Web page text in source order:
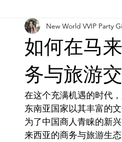
如何在马
务与旅游
New World VVIP Party
在这个充满机遇的时代
东南亚国家以其丰富的
为了中国商人青睐的新
来西亚的商务与旅游生态